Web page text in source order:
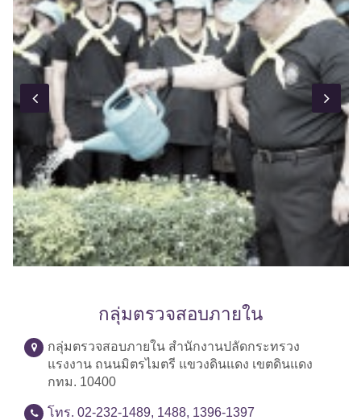
กลุ่มตรวจสอบภายใน
กลุ่มตรวจสอบภายใน สำนักงานปลัดกระทรวง
แรงงาน ถนนมิตรไมตรี แขวงดินแดง เขตดินแดง
กทม. 10400
โทร. 02-232-1489, 1488, 1396-1397